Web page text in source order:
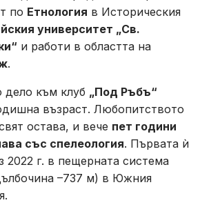
по Етнология в Историческия
университет „Св.
и работи в областта на
.
дело към клуб „Под Ръбъ“
възраст. Любопитството
остава, и вече пет години
със спелеология. Първата ѝ
2022 г. в пещерната система
–737 м) в Южния